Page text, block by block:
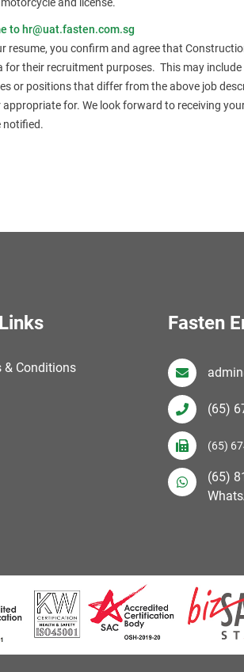
to hr@uat.fasten.com.sg
resume, you confirm and agree that
for their recruitment purposes. This may
or positions that differ from the above job
appropriate for. We look forward to receiving
notified.
& Conditions
Fasten
(65)
(65)
(65)